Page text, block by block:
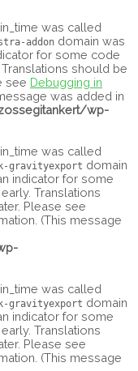
was called
addon domain was
for some code
should be
see Debugging in
was added in
wp-
was called
gravityexport domain
indicator for some
Translations
Please see
(This message
was called
gravityexport domain
indicator for some
Translations
Please see
(This message